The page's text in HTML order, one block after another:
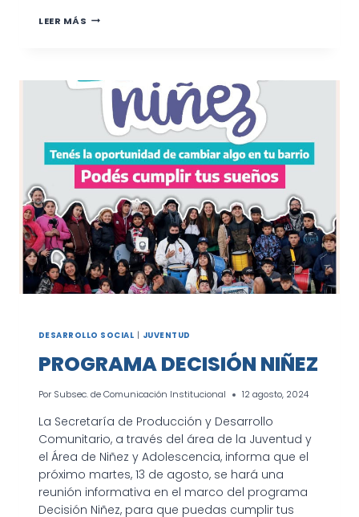
LEER MÁS PATIOS
LA
ESCUELA
SECUNDARIA
ISLAS
MALVINAS
DESARROLLO SOCIAL JUVENTUD
PROGRAMA DECISIÓN NIÑEZ
Por Subsec. de Comunicación Institucional 12 agosto, 2024
La Secretaría de Producción y Desarrollo
Comunitario, a través del área de la Juventud y
el Área de Niñez y Adolescencia, informa que el
próximo martes, 13 de agosto, se hará una
reunión informativa en el marco del programa
Decisión Niñez, para que puedas cumplir tus